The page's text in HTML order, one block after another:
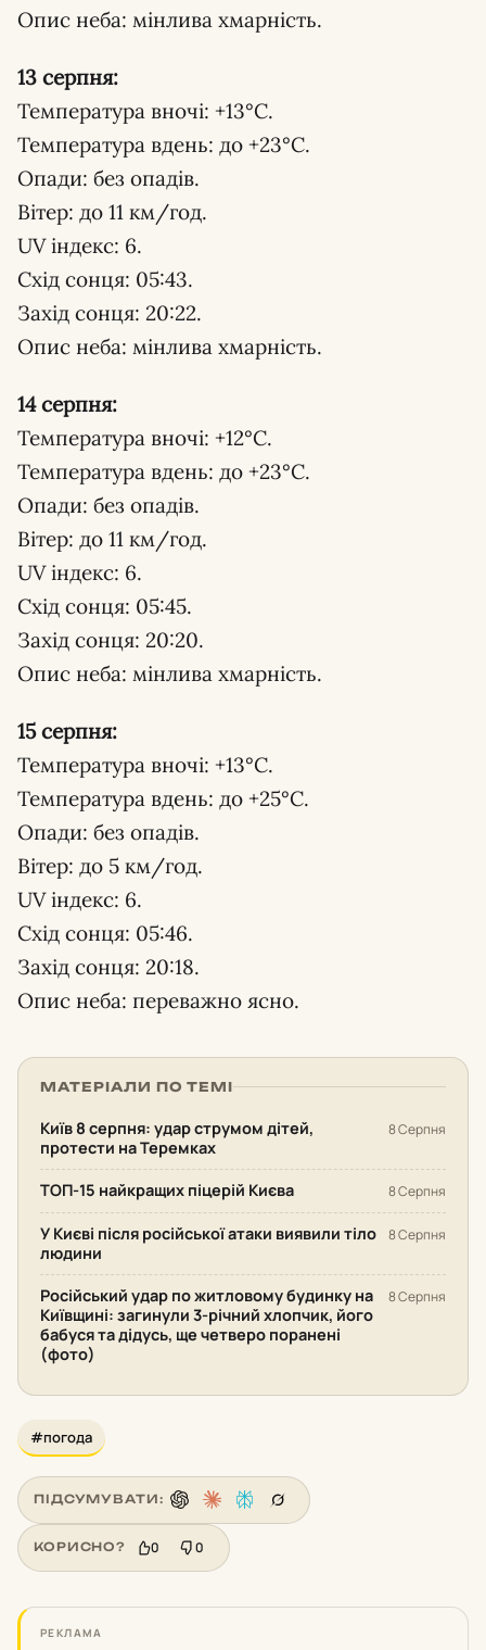
Опис неба: мінлива хмарність.
13 серпня:
Температура вночі: +13°С.
Температура вдень: до +23°С.
Опади: без опадів.
Вітер: до 11 км/год.
UV індекс: 6.
Схід сонця: 05:43.
Захід сонця: 20:22.
Опис неба: мінлива хмарність.
14 серпня:
Температура вночі: +12°С.
Температура вдень: до +23°С.
Опади: без опадів.
Вітер: до 11 км/год.
UV індекс: 6.
Схід сонця: 05:45.
Захід сонця: 20:20.
Опис неба: мінлива хмарність.
15 серпня:
Температура вночі: +13°С.
Температура вдень: до +25°С.
Опади: без опадів.
Вітер: до 5 км/год.
UV індекс: 6.
Схід сонця: 05:46.
Захід сонця: 20:18.
Опис неба: переважно ясно.
МАТЕРІАЛИ ПО ТЕМІ
Київ 8 серпня: удар струмом дітей,
протести на Теремках
8 Серпня
ТОП-15 найкращих піцерій Києва 8 Серпня
У Києві після російської атаки виявили тіло
людини
8 Серпня
Російський удар по житловому будинку на
Київщині: загинули 3-річний хлопчик, його
бабуся та дідусь, ще четверо поранені
(фото)
8 Серпня
#погода
ПІДСУМУВАТИ:
КОРИСНО? 0 0
РЕКЛАМА